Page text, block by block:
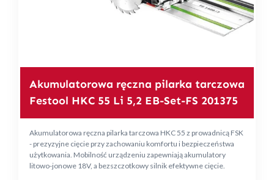
Akumulatorowa ręczna pilarka tarczowa
Festool HKC 55 Li 5,2 EB-Set-FS 201375
Akumulatorowa ręczna pilarka tarczowa HKC 55 z prowadnicą FSK
- prezyzyjne cięcie przy zachowaniu komfortu i bezpieczeństwa
użytkowania. Mobilność urządzeniu zapewniają akumulatory
litowo-jonowe 18V, a bezszczotkowy silnik efektywne cięcie.